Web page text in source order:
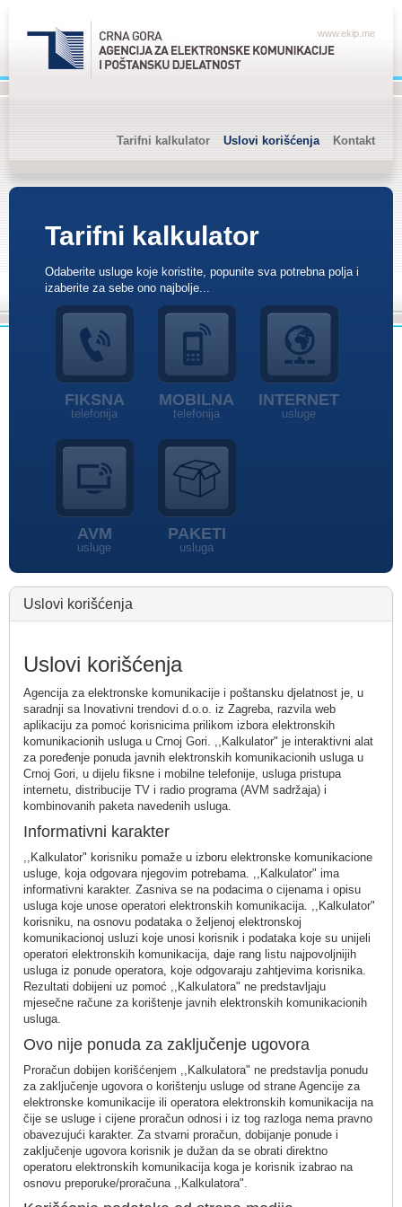
www.ekip.me
Tarifni kalkulator Uslovi korišćenja Kontakt
Tarifni kalkulator
Odaberite usluge koje koristite, popunite sva potrebna polja i
izaberite za sebe ono najbolje...
FIKSNA
telefonija
MOBILNA
telefonija
INTERNET
usluge
AVM
usluge
PAKETI
usluga
Uslovi korišćenja
Uslovi korišćenja
Agencija za elektronske komunikacije i poštansku djelatnost je, u
saradnji sa Inovativni trendovi d.o.o. iz Zagreba, razvila web
aplikaciju za pomoć korisnicima prilikom izbora elektronskih
komunikacionih usluga u Crnoj Gori. ,,Kalkulator" je interaktivni alat
za poređenje ponuda javnih elektronskih komunikacionih usluga u
Crnoj Gori, u dijelu fiksne i mobilne telefonije, usluga pristupa
internetu, distribucije TV i radio programa (AVM sadržaja) i
kombinovanih paketa navedenih usluga.
Informativni karakter
,,Kalkulator" korisniku pomaže u izboru elektronske komunikacione
usluge, koja odgovara njegovim potrebama. ,,Kalkulator" ima
informativni karakter. Zasniva se na podacima o cijenama i opisu
usluga koje unose operatori elektronskih komunikacija. ,,Kalkulator"
korisniku, na osnovu podataka o željenoj elektronskoj
komunikacionoj usluzi koje unosi korisnik i podataka koje su unijeli
operatori elektronskih komunikacija, daje rang listu najpovoljnijih
usluga iz ponude operatora, koje odgovaraju zahtjevima korisnika.
Rezultati dobijeni uz pomoć ,,Kalkulatora" ne predstavljaju
mjesečne račune za korištenje javnih elektronskih komunikacionih
usluga.
Ovo nije ponuda za zaključenje ugovora
Proračun dobijen korišćenjem ,,Kalkulatora" ne predstavlja ponudu
za zaključenje ugovora o korištenju usluge od strane Agencije za
elektronske komunikacije ili operatora elektronskih komunikacija na
čije se usluge i cijene proračun odnosi i iz tog razloga nema pravno
obavezujući karakter. Za stvarni proračun, dobijanje ponude i
zaključenje ugovora korisnik je dužan da se obrati direktno
operatoru elektronskih komunikacija koga je korisnik izabrao na
osnovu preporuke/proračuna ,,Kalkulatora".